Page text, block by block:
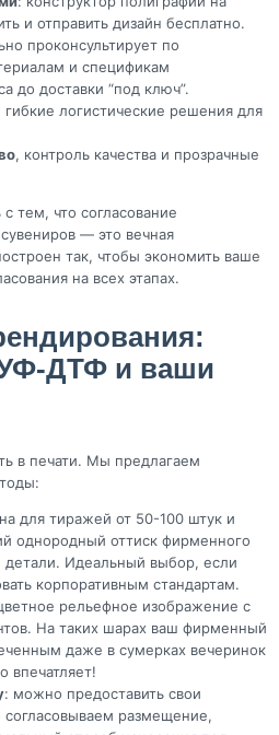
и отправить дизайн бесплатно.
проконсультирует по
и спецификам
до доставки “под ключ”.
гибкие логистические решения для
, контроль качества и прозрачные
тем, что согласование
— это вечная
так, чтобы экономить ваше
на всех этапах.
ДТФ и ваши
в печати. Мы предлагаем
для тиражей от 50-100 штук и
однородный оттиск фирменного
детали. Идеальный выбор, если
корпоративным стандартам.
рельефное изображение с
На таких шарах ваш фирменный
даже в сумерках вечеринок
впечатляет!
: можно предоставить свои
согласовываем размещение,